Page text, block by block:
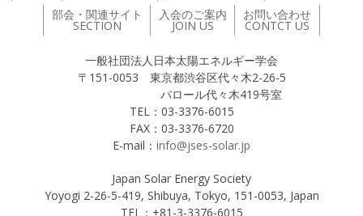
部会・関連サイト
SECTION
入会のご案内
JOIN US
お問い合わせ
CONTCT US
一般社団法人日本太陽エネルギー学会
〒151-0053 東京都渋谷区代々木2-26-5
バロール代々木419号室
TEL：03-3376-6015
FAX：03-3376-6720
E-mail： info@jses-solar.jp
Japan Solar Energy Society
Yoyogi 2-26-5-419, Shibuya, Tokyo, 151-0053, Japan
TEL：+81-3-3376-6015